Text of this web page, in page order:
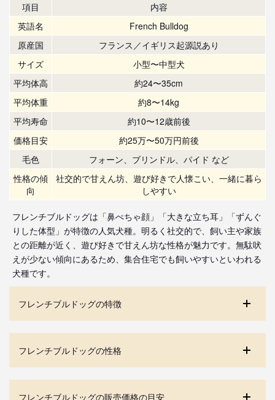
項目
内容
英語名
French Bulldog
原産国
フランス／イギリス起源説あり
サイズ
小型〜中型犬
平均体高
約24〜35cm
平均体重
約8〜14kg
平均寿命
約10〜12歳前後
価格目安
約25万〜50万円前後
毛色
フォーン、ブリンドル、パイド など
性格の傾
向
社交的で甘えん坊、遊び好きで人懐こい、一緒に暮ら
しやすい
フレンチブルドッグは「鼻ぺちゃ顔」「大きな立ち耳」「ずんぐ
りした体型」が特徴の人気犬種。明るく社交的で、飼い主や家族
との距離が近く、遊び好きで甘えん坊な性格が魅力です。無駄吠
えが少ない傾向にあるため、集合住宅でも飼いやすいといわれる
犬種です。
フレンチブルドッグの特徴
フレンチブルドッグの性格
フレンチブルドッグの販売価格の目安